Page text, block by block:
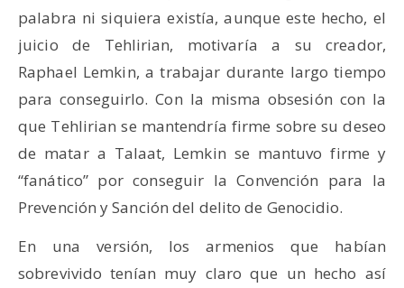
palabra ni siquiera existía, aunque este hecho, el
juicio de Tehlirian, motivaría a su creador,
Raphael Lemkin, a trabajar durante largo tiempo
para conseguirlo. Con la misma obsesión con la
que Tehlirian se mantendría firme sobre su deseo
de matar a Talaat, Lemkin se mantuvo firme y
“fanático” por conseguir la Convención para la
Prevención y Sanción del delito de Genocidio.
En una versión, los armenios que habían
sobrevivido tenían muy claro que un hecho así